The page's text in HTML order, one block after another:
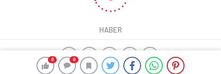
0 0
HABER